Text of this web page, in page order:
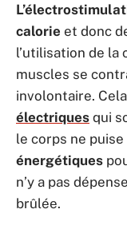
calorie et donc
l’utilisation de
muscles se
involontaire.
électriques qui
le corps ne puise
énergétiques
n’y a pas
brûlée.